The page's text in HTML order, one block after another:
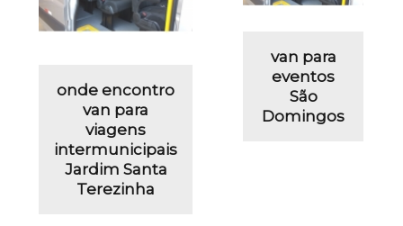
onde encontro
van para
viagens
intermunicipais
Jardim Santa
Terezinha
van para
eventos
São
Domingos